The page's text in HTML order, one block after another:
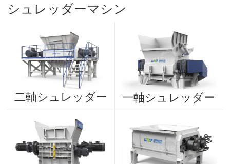
シュレッダーマシン
二軸シュレッダー 一軸シュレッダー